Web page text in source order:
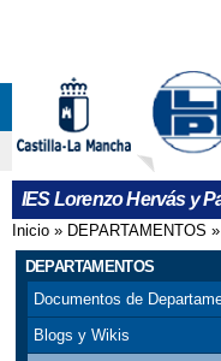
IES Lorenzo Hervás y
Se encuentra
Inicio » DEPARTAMENTOS »
DEPARTAMENTOS
Documentos de
Blogs y Wikis